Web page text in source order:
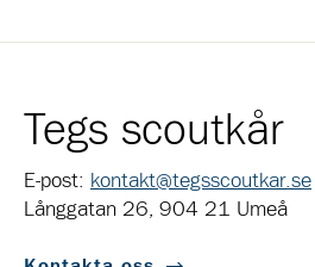
Tegs scoutkår
E-post: kontakt@tegsscoutkar.se
Långgatan 26, 904 21 Umeå